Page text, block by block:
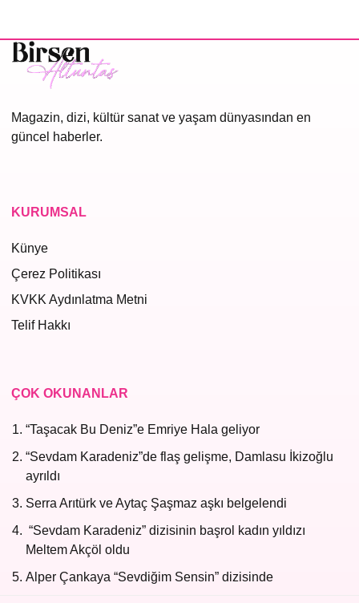
Magazin, dizi, kültür sanat ve yaşam dünyasından en
güncel haberler.
KURUMSAL
Künye
Çerez Politikası
KVKK Aydınlatma Metni
Telif Hakkı
ÇOK OKUNANLAR
“Taşacak Bu Deniz”e Emriye Hala geliyor
“Sevdam Karadeniz”de flaş gelişme, Damlasu İkizoğlu
ayrıldı
Serra Arıtürk ve Aytaç Şaşmaz aşkı belgelendi
“Sevdam Karadeniz” dizisinin başrol kadın yıldızı
Meltem Akçöl oldu
Alper Çankaya “Sevdiğim Sensin” dizisinde